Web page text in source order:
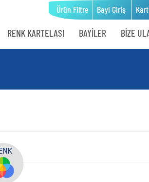
Ürün Filtre Bayi Giriş
RENK KARTELASI BAYİLER BİZE